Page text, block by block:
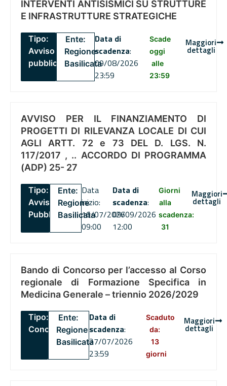
INTERVENTI ANTISISMICI SU STRUTTURE
E INFRASTRUTTURE STRATEGICHE
Tipo:
Avviso
pubblico
Ente:
Regione
Basilicata
Data di
scadenza:
09/08/2026
23:59
Scade
oggi
alle
23:59
Maggiori
dettagli
AVVISO PER IL FINANZIAMENTO DI
PROGETTI DI RILEVANZA LOCALE DI CUI
AGLI ARTT. 72 e 73 DEL D. LGS. N.
117/2017 , .. ACCORDO DI PROGRAMMA
(ADP) 25- 27
Tipo:
Avviso
Pubblico
Ente:
Regione
Basilicata
Data
inizio:
16/07/2026
09:00
Data di
scadenza:
09/09/2026
12:00
Giorni
alla
scadenza:
31
Maggiori
dettagli
Bando di Concorso per l’accesso al Corso
regionale di Formazione Specifica in
Medicina Generale – triennio 2026/2029
Tipo:
Concorsi
Ente:
Regione
Basilicata
Data di
scadenza:
27/07/2026
23:59
Scaduto
da:
13
giorni
Maggiori
dettagli